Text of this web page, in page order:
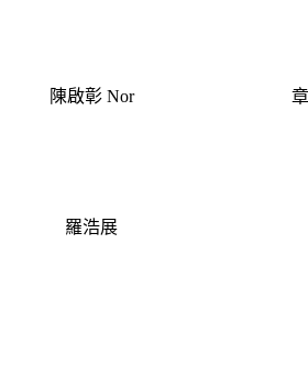
陳啟彰 Nor
羅浩展